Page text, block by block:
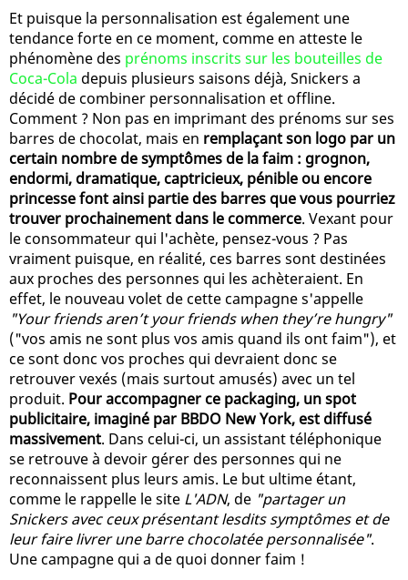
Et puisque la personnalisation est également une
tendance forte en ce moment, comme en atteste le
phénomène des prénoms inscrits sur les bouteilles de
Coca-Cola depuis plusieurs saisons déjà, Snickers a
décidé de combiner personnalisation et offline.
Comment ? Non pas en imprimant des prénoms sur ses
barres de chocolat, mais en remplaçant son logo par un
certain nombre de symptômes de la faim : grognon,
endormi, dramatique, captricieux, pénible ou encore
princesse font ainsi partie des barres que vous pourriez
trouver prochainement dans le commerce. Vexant pour
le consommateur qui l'achète, pensez-vous ? Pas
vraiment puisque, en réalité, ces barres sont destinées
aux proches des personnes qui les achèteraient. En
effet, le nouveau volet de cette campagne s'appelle
"Your friends aren’t your friends when they’re hungry"
("vos amis ne sont plus vos amis quand ils ont faim"), et
ce sont donc vos proches qui devraient donc se
retrouver vexés (mais surtout amusés) avec un tel
produit. Pour accompagner ce packaging, un spot
publicitaire, imaginé par BBDO New York, est diffusé
massivement. Dans celui-ci, un assistant téléphonique
se retrouve à devoir gérer des personnes qui ne
reconnaissent plus leurs amis. Le but ultime étant,
comme le rappelle le site L'ADN, de "partager un
Snickers avec ceux présentant lesdits symptômes et de
leur faire livrer une barre chocolatée personnalisée".
Une campagne qui a de quoi donner faim !